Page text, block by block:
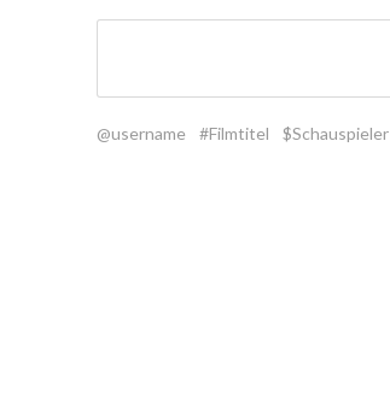
@username #Filmtitel $Schauspieler